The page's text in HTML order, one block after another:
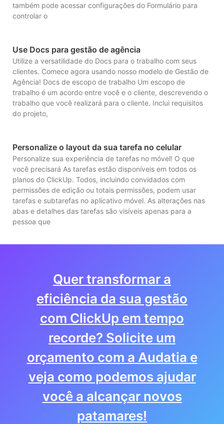
também pode acessar configurações do Formulário para
controlar o
Use Docs para gestão de agência
Utilize a versatilidade do Docs para o trabalho com seus
clientes. Comece agora usando nosso modelo de Gestão de
Agência! Docs de escopo de trabalho Um escopo de
trabalho é um acordo entre você e o cliente, descrevendo o
trabalho que você realizará para o cliente. Inclui requisitos
do projeto,
Personalize o layout da sua tarefa no celular
Personalize sua experiência de tarefas no móvel! O que
você precisará As tarefas estão disponíveis em todos os
planos do ClickUp. Todos, incluindo convidados com
permissões de edição ou totais permissões, podem usar
tarefas e subtarefas no aplicativo móvel. As alterações nas
abas e detalhes das tarefas são visíveis apenas para a
pessoa que
Quer transformar a
eficiência da sua gestão
com ClickUp em tempo
recorde? Solicite um
orçamento com a Audatia e
veja como podemos ajudar
você a alcançar novos
patamares!